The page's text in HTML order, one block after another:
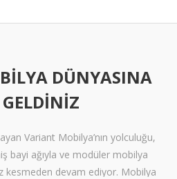
DÜNYASINA
GELDINIZ
Variant Mobilya’nın yolculuğu,
bayi ağıyla ve modüler mobilya
kesmeden devam ediyor. Mobilya